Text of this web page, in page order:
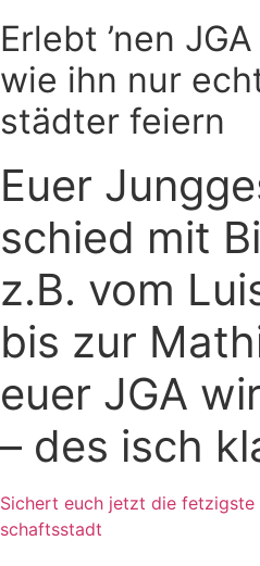
Erlebt ’nen
wie ihn nur
städter feiern
Euer
schied mit
z.B. vom
bis zur
euer JGA
– des isch
Sichert euch jetzt die fet­zigste
schafts­stadt